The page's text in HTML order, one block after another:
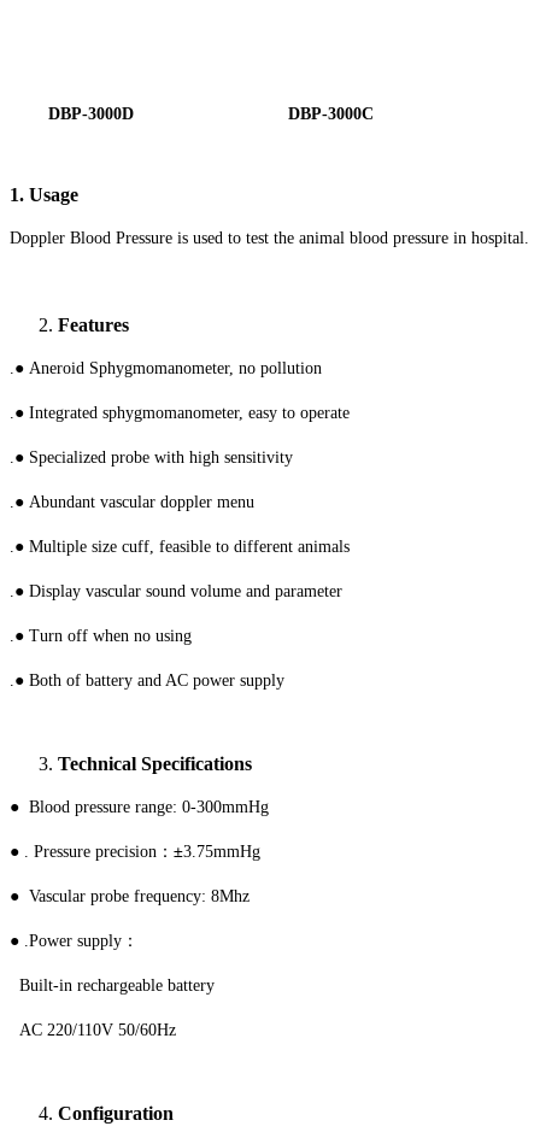
DBP-3000D DBP-3000C
1. Usage
Doppler Blood Pressure is used to test the animal blood pressure in hospital.
Features
● Aneroid Sphygmomanometer, no pollution
● Integrated sphygmomanometer, easy to operate
● Specialized probe with high sensitivity
● Abundant vascular doppler menu
● Multiple size cuff, feasible to different animals
● Display vascular sound volume and parameter
● Turn off when no using
● Both of battery and AC power supply
Technical Specifications
● Blood pressure range: 0-300mmHg
● . Pressure precision ：±3.75mmHg
● Vascular probe frequency: 8Mhz
● .Power supply ：
Built-in rechargeable battery
AC 220/110V 50/60Hz
Configuration